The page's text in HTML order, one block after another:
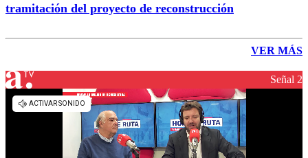
tramitación del proyecto de reconstrucción
VER MÁS
Señal 2